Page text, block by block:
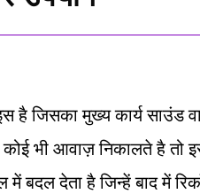
है जिसका मुख्य कार्य साउंड
भी आवाज़ निकालते है तो
बदल देता है जिन्हें बाद में